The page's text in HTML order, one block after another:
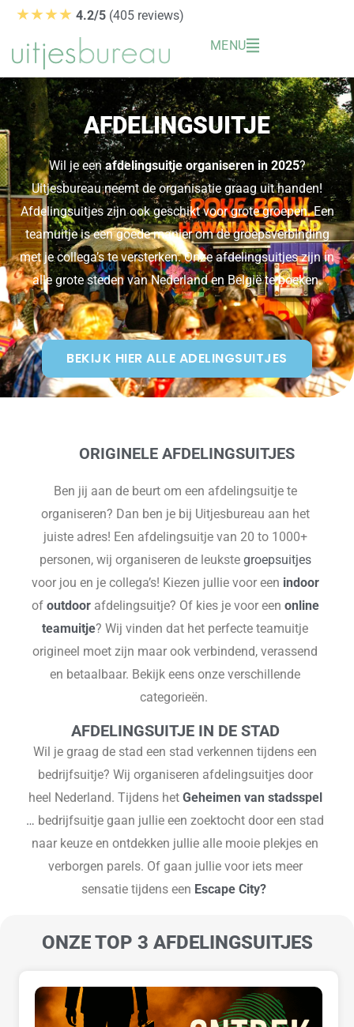
de
inhoud
★★★★ 4.2/5 (405 reviews)
MENU
AFDELINGSUITJE
Wil je eenafdelingsuitje organiseren in 2025?
Uitjesbureau neemt de organisatie graag uit handen!
Afdelingsuitjes zijn ook geschikt voor grote groepen. Een
teamuitje is een goede manier om de groepsverbinding
met je collega’s te versterken. Onze afdelingsuitjes zijn in
alle grote steden van Nederland en België te boeken.
BEKIJK HIER ALLE ADELINGSUITJES
ORIGINELE AFDELINGSUITJES
Ben jij aan de beurt om een afdelingsuitje te
organiseren? Dan ben je bij Uitjesbureau aan het
juiste adres! Een afdelingsuitje van 20 to 1000+
personen, wij organiseren de leukste groepsuitjes
voor jou en je collega’s! Kiezen jullie voor een indoor
of outdoorafdelingsuitje? Of kies je voor een online
teamuitje? Wij vinden dat het perfecte teamuitje
origineel moet zijn maar ook verbindend, verassend
en betaalbaar. Bekijk eens onze verschillende
categorieën.
AFDELINGSUITJE IN DE STAD
Wil je graag de stad een stad verkennen tijdens een
bedrijfsuitje? Wij organiseren afdelingsuitjes door
heel Nederland. Tijdens het Geheimen van stadsspel
… bedrijfsuitje gaan jullie een zoektocht door een stad
naar keuze en ontdekken jullie alle mooie plekjes en
verborgen parels. Of gaan jullie voor iets meer
sensatie tijdens een Escape City?
ONZE TOP 3 AFDELINGSUITJES